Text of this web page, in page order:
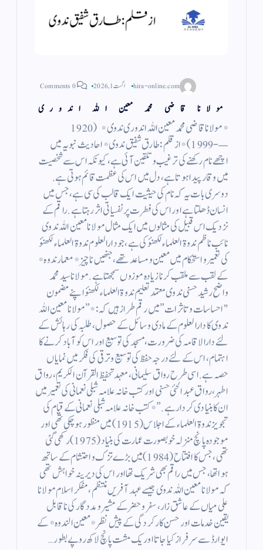
hira-online.com اگست 1, 2026 0 Comments
مولانا قاضی محمد معین اللہ اندوری
*مولانا قاضی محمد معین اللہ اندوری ندوی* ( 1920
—- 1999 ) *از قلم : طارق شفیق ندوی* احادیث نبویہ میں
اچھے نام رکھنے کی ترغیب و تلقین آئی ہے، کیونکہ اس سے شخصیت
میں وقار پیدا ہوتا ہے، دل میں اس کی عظمت قائم ہوتی ہے.
دوسری بات یہ کہ نام کی حیثیت ایک قالب کی سی ہے، جس میں
انسان ڈھلتا ہے اور اس کی فطرت پر نفسیاتی اثر رہتا ہے. راقم کے
نزدیک اس قبیل کی مثالوں میں ایک مثال مولانا معین اللہ ندوی
نائب ناظم ندوۃ العلماء لکھنؤ کی ہے، جو دارالعلوم ندوۃ العلماء لکھنؤ
کی تعمیر و استحکام میں معین و مساعد تھے، جنھیں ناچیز *معمار ندوہ*
کے لقب سے ملقب کرنا زیادہ موزوں سمجھتا ہے. مولانا سید محمد
واضح رشید حسنی ندوی معتمد تعلیم ندوۃ العلماء لکھنؤ اپنے مضمون
"احساسات و تاثرات” میں رقم طراز ہیں کہ: *”مولانا معین اللہ
ندوی کا دارالعلوم کے مادی وسائل کے حصول، طلبہ کی رہائش کے
لئے دارالاقامہ کی ضرورت، مسجد کی توسیع اور اس کو آباد کرنے کا
اہتمام ، اس کے لئے درجہ حفظ کی توسیع و ترقی کی فکر میں نمایاں
حصہ ہے. اسی طرح رواق سلیمانی، معہد تحفیظ القرآن الکریم، رواق
اطہر، رواق عبد الحئی حسنی اور کتب خانہ علامہ شبلی نعمانی کی تعمیر میں
ان کا بنیادی کردار ہے.”* کتب خانہ علامہ شبلی نعمانی کے قیام کی
تجویز ندوۃ العلماء کے اجلاس (1915) میں منظور ہوچکی تھی اور
موجودہ پانچ منزلہ خوبصورت عمارت کی بنیاد (1975) رکھی گئی
تھی، جس کا افتتاح (1984) میں بڑے تزک و احتشام کے ساتھ
ہوا تھا، جس میں راقم بھی شریک تھا اور اس کی دیرینہ خواہش تھی
کہ مولانا معین اللہ ندوی جیسے عہد آفریں منتظم، مفکر اسلام مولانا
علی میاں کے عاشق زار ، سفر و حضر کے مشیر و مددگار کی ناقابل
یقین خدمات اور حسن کارکردگی کے پیش نظر *معین الندوہ* کے
ایوارڈ سے سرفراز کیا جاتا اور یک مشت پانچ لاکھ روپے بطور…